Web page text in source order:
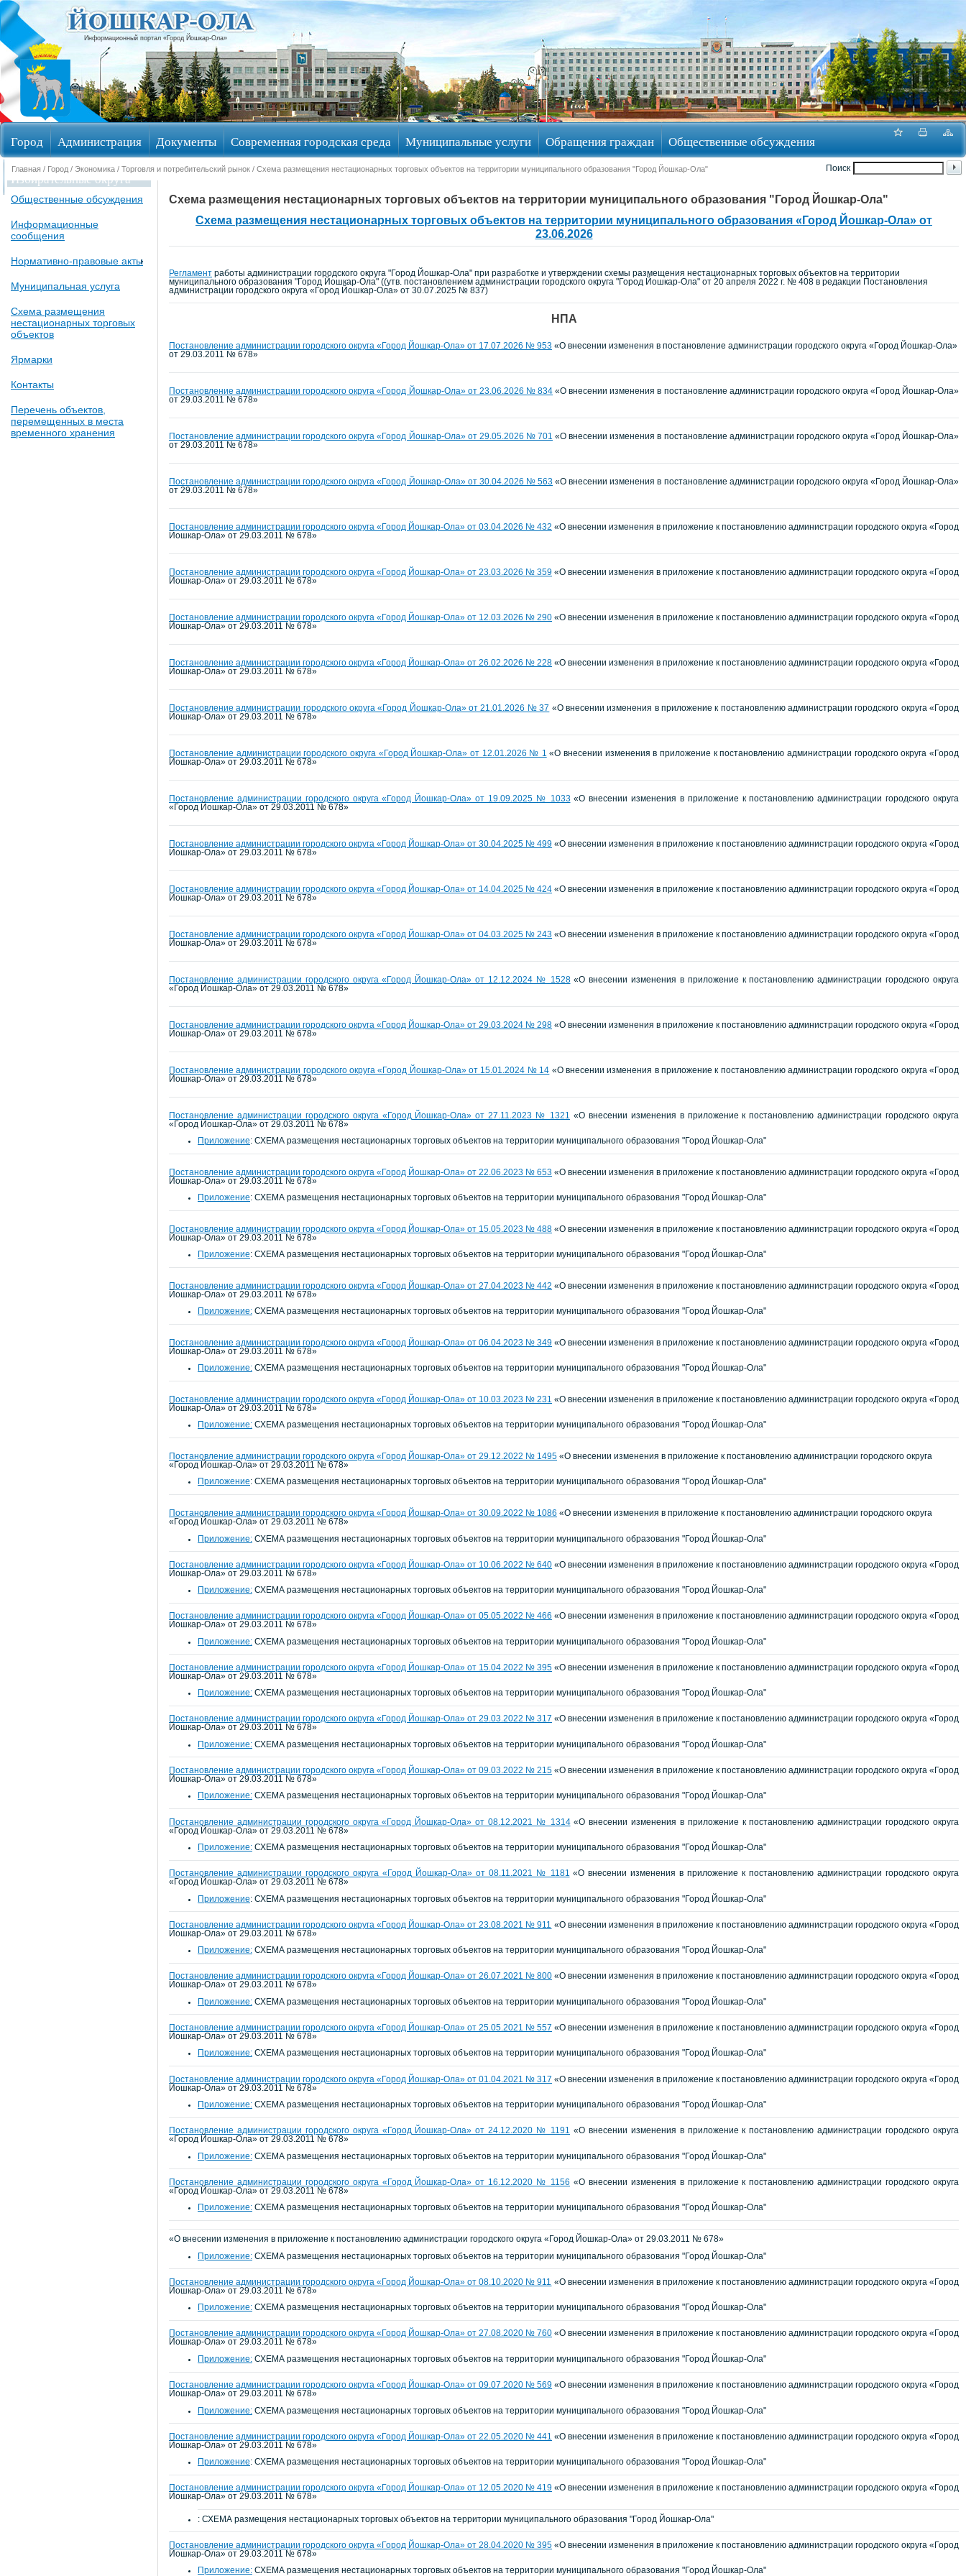
Информационный портал «Город Йошкар-Ола»
Город Администрация Документы Современная городская среда Муниципальные услуги Обращения граждан Общественные обсуждения
Избирательные округа
Поиск
Главная / Город / Экономика / Торговля и потребительский рынок / Схема размещения нестационарных торговых объектов на территории муниципального образования "Город Йошкар-Ола"
Общественные обсуждения
Информационные
сообщения
Нормативно-правовые акты
Муниципальная услуга
Схема размещения
нестационарных торговых
объектов
Ярмарки
Контакты
Перечень объектов,
перемещенных в места
временного хранения
Схема размещения нестационарных торговых объектов на территории муниципального образования "Город Йошкар-Ола"
Схема размещения нестационарных торговых объектов на территории муниципального образования «Город Йошкар-Ола» от
23.06.2026
Регламент работы администрации городского округа "Город Йошкар-Ола" при разработке и утверждении схемы размещения нестационарных торговых объектов на территории
муниципального образования "Город Йошкар-Ола" ((утв. постановлением администрации городского округа "Город Йошкар-Ола" от 20 апреля 2022 г. № 408 в редакции Постановления
администрации городского округа «Город Йошкар-Ола» от 30.07.2025 № 837)
НПА
Постановление администрации городского округа «Город Йошкар-Ола» от 17.07.2026 № 953 «О внесении изменения в постановление администрации городского округа «Город Йошкар-Ола»
от 29.03.2011 № 678»
Постановление администрации городского округа «Город Йошкар-Ола» от 23.06.2026 № 834 «О внесении изменения в постановление администрации городского округа «Город Йошкар-Ола»
от 29.03.2011 № 678»
Постановление администрации городского округа «Город Йошкар-Ола» от 29.05.2026 № 701 «О внесении изменения в постановление администрации городского округа «Город Йошкар-Ола»
от 29.03.2011 № 678»
Постановление администрации городского округа «Город Йошкар-Ола» от 30.04.2026 № 563 «О внесении изменения в постановление администрации городского округа «Город Йошкар-Ола»
от 29.03.2011 № 678»
Постановление администрации городского округа «Город Йошкар-Ола» от 03.04.2026 № 432 «О внесении изменения в приложение к постановлению администрации городского округа «Город
Йошкар-Ола» от 29.03.2011 № 678»
Постановление администрации городского округа «Город Йошкар-Ола» от 23.03.2026 № 359 «О внесении изменения в приложение к постановлению администрации городского округа «Город
Йошкар-Ола» от 29.03.2011 № 678»
Постановление администрации городского округа «Город Йошкар-Ола» от 12.03.2026 № 290 «О внесении изменения в приложение к постановлению администрации городского округа «Город
Йошкар-Ола» от 29.03.2011 № 678»
Постановление администрации городского округа «Город Йошкар-Ола» от 26.02.2026 № 228 «О внесении изменения в приложение к постановлению администрации городского округа «Город
Йошкар-Ола» от 29.03.2011 № 678»
Постановление администрации городского округа «Город Йошкар-Ола» от 21.01.2026 № 37 «О внесении изменения в приложение к постановлению администрации городского округа «Город
Йошкар-Ола» от 29.03.2011 № 678»
Постановление администрации городского округа «Город Йошкар-Ола» от 12.01.2026 № 1 «О внесении изменения в приложение к постановлению администрации городского округа «Город
Йошкар-Ола» от 29.03.2011 № 678»
Постановление администрации городского округа «Город Йошкар-Ола» от 19.09.2025 № 1033«О внесении изменения в приложение к постановлению администрации городского округа
«Город Йошкар-Ола» от 29.03.2011 № 678»
Постановление администрации городского округа «Город Йошкар-Ола» от 30.04.2025 № 499 «О внесении изменения в приложение к постановлению администрации городского округа «Город
Йошкар-Ола» от 29.03.2011 № 678»
Постановление администрации городского округа «Город Йошкар-Ола» от 14.04.2025 № 424 «О внесении изменения в приложение к постановлению администрации городского округа «Город
Йошкар-Ола» от 29.03.2011 № 678»
Постановление администрации городского округа «Город Йошкар-Ола» от 04.03.2025 № 243 «О внесении изменения в приложение к постановлению администрации городского округа «Город
Йошкар-Ола» от 29.03.2011 № 678»
Постановление администрации городского округа «Город Йошкар-Ола» от 12.12.2024 № 1528«О внесении изменения в приложение к постановлению администрации городского округа
«Город Йошкар-Ола» от 29.03.2011 № 678»
Постановление администрации городского округа «Город Йошкар-Ола» от 29.03.2024 № 298 «О внесении изменения в приложение к постановлению администрации городского округа «Город
Йошкар-Ола» от 29.03.2011 № 678»
Постановление администрации городского округа «Город Йошкар-Ола» от 15.01.2024 № 14 «О внесении изменения в приложение к постановлению администрации городского округа «Город
Йошкар-Ола» от 29.03.2011 № 678»
Постановление администрации городского округа «Город Йошкар-Ола» от 27.11.2023 № 1321
«О внесении изменения в приложение к постановлению администрации городского округа
«Город Йошкар-Ола» от 29.03.2011 № 678»
Приложение: СХЕМА размещения нестационарных торговых объектов на территории муниципального образования "Город Йошкар-Ола"
Постановление администрации городского округа «Город Йошкар-Ола» от 22.06.2023 № 653 «О внесении изменения в приложение к постановлению администрации городского округа «Город
Йошкар-Ола» от 29.03.2011 № 678»
Приложение: СХЕМА размещения нестационарных торговых объектов на территории муниципального образования "Город Йошкар-Ола"
Постановление администрации городского округа «Город Йошкар-Ола» от 15.05.2023 № 488 «О внесении изменения в приложение к постановлению администрации городского округа «Город
Йошкар-Ола» от 29.03.2011 № 678»
Приложение: СХЕМА размещения нестационарных торговых объектов на территории муниципального образования "Город Йошкар-Ола"
Постановление администрации городского округа «Город Йошкар-Ола» от 27.04.2023 № 442 «О внесении изменения в приложение к постановлению администрации городского округа «Город
Йошкар-Ола» от 29.03.2011 № 678»
Приложение: СХЕМА размещения нестационарных торговых объектов на территории муниципального образования "Город Йошкар-Ола"
Постановление администрации городского округа «Город Йошкар-Ола» от 06.04.2023 № 349 «О внесении изменения в приложение к постановлению администрации городского округа «Город
Йошкар-Ола» от 29.03.2011 № 678»
Приложение: СХЕМА размещения нестационарных торговых объектов на территории муниципального образования "Город Йошкар-Ола"
Постановление администрации городского округа «Город Йошкар-Ола» от 10.03.2023 № 231 «О внесении изменения в приложение к постановлению администрации городского округа «Город
Йошкар-Ола» от 29.03.2011 № 678»
Приложение: СХЕМА размещения нестационарных торговых объектов на территории муниципального образования "Город Йошкар-Ола"
Постановление администрации городского округа «Город Йошкар-Ола» от 29.12.2022 № 1495 «О внесении изменения в приложение к постановлению администрации городского округа
«Город Йошкар-Ола» от 29.03.2011 № 678»
Приложение: СХЕМА размещения нестационарных торговых объектов на территории муниципального образования "Город Йошкар-Ола"
Постановление администрации городского округа «Город Йошкар-Ола» от 30.09.2022 № 1086 «О внесении изменения в приложение к постановлению администрации городского округа
«Город Йошкар-Ола» от 29.03.2011 № 678»
Приложение: СХЕМА размещения нестационарных торговых объектов на территории муниципального образования "Город Йошкар-Ола"
Постановление администрации городского округа «Город Йошкар-Ола» от 10.06.2022 № 640 «О внесении изменения в приложение к постановлению администрации городского округа «Город
Йошкар-Ола» от 29.03.2011 № 678»
Приложение: СХЕМА размещения нестационарных торговых объектов на территории муниципального образования "Город Йошкар-Ола"
Постановление администрации городского округа «Город Йошкар-Ола» от 05.05.2022 № 466 «О внесении изменения в приложение к постановлению администрации городского округа «Город
Йошкар-Ола» от 29.03.2011 № 678»
Приложение: СХЕМА размещения нестационарных торговых объектов на территории муниципального образования "Город Йошкар-Ола"
Постановление администрации городского округа «Город Йошкар-Ола» от 15.04.2022 № 395 «О внесении изменения в приложение к постановлению администрации городского округа «Город
Йошкар-Ола» от 29.03.2011 № 678»
Приложение: СХЕМА размещения нестационарных торговых объектов на территории муниципального образования "Город Йошкар-Ола"
Постановление администрации городского округа «Город Йошкар-Ола» от 29.03.2022 № 317 «О внесении изменения в приложение к постановлению администрации городского округа «Город
Йошкар-Ола» от 29.03.2011 № 678»
Приложение: СХЕМА размещения нестационарных торговых объектов на территории муниципального образования "Город Йошкар-Ола"
Постановление администрации городского округа «Город Йошкар-Ола» от 09.03.2022 № 215 «О внесении изменения в приложение к постановлению администрации городского округа «Город
Йошкар-Ола» от 29.03.2011 № 678»
Приложение: СХЕМА размещения нестационарных торговых объектов на территории муниципального образования "Город Йошкар-Ола"
Постановление администрации городского округа «Город Йошкар-Ола» от 08.12.2021 № 1314«О внесении изменения в приложение к постановлению администрации городского округа
«Город Йошкар-Ола» от 29.03.2011 № 678»
Приложение: СХЕМА размещения нестационарных торговых объектов на территории муниципального образования "Город Йошкар-Ола"
Постановление администрации городского округа «Город Йошкар-Ола» от 08.11.2021 № 1181
«О внесении изменения в приложение к постановлению администрации городского округа
«Город Йошкар-Ола» от 29.03.2011 № 678»
Приложение: СХЕМА размещения нестационарных торговых объектов на территории муниципального образования "Город Йошкар-Ола"
Постановление администрации городского округа «Город Йошкар-Ола» от 23.08.2021 № 911
«О внесении изменения в приложение к постановлению администрации городского округа «Город
Йошкар-Ола» от 29.03.2011 № 678»
Приложение: СХЕМА размещения нестационарных торговых объектов на территории муниципального образования "Город Йошкар-Ола"
Постановление администрации городского округа «Город Йошкар-Ола» от 26.07.2021 № 800 «О внесении изменения в приложение к постановлению администрации городского округа «Город
Йошкар-Ола» от 29.03.2011 № 678»
Приложение: СХЕМА размещения нестационарных торговых объектов на территории муниципального образования "Город Йошкар-Ола"
Постановление администрации городского округа «Город Йошкар-Ола» от 25.05.2021 № 557 «О внесении изменения в приложение к постановлению администрации городского округа «Город
Йошкар-Ола» от 29.03.2011 № 678»
Приложение: СХЕМА размещения нестационарных торговых объектов на территории муниципального образования "Город Йошкар-Ола"
Постановление администрации городского округа «Город Йошкар-Ола» от 01.04.2021 № 317 «О внесении изменения в приложение к постановлению администрации городского округа «Город
Йошкар-Ола» от 29.03.2011 № 678»
Приложение: СХЕМА размещения нестационарных торговых объектов на территории муниципального образования "Город Йошкар-Ола"
Постановление администрации городского округа «Город Йошкар-Ола» от 24.12.2020 № 1191
«О внесении изменения в приложение к постановлению администрации городского округа
«Город Йошкар-Ола» от 29.03.2011 № 678»
Приложение: СХЕМА размещения нестационарных торговых объектов на территории муниципального образования "Город Йошкар-Ола"
Постановление администрации городского округа «Город Йошкар-Ола» от 16.12.2020 № 1156 «О внесении изменения в приложение к постановлению администрации городского округа
«Город Йошкар-Ола» от 29.03.2011 № 678»
Приложение: СХЕМА размещения нестационарных торговых объектов на территории муниципального образования "Город Йошкар-Ола"
«О внесении изменения в приложение к постановлению администрации городского округа «Город Йошкар-Ола» от 29.03.2011 № 678»
Приложение: СХЕМА размещения нестационарных торговых объектов на территории муниципального образования "Город Йошкар-Ола"
Постановление администрации городского округа «Город Йошкар-Ола» от 08.10.2020 № 911
«О внесении изменения в приложение к постановлению администрации городского округа «Город
Йошкар-Ола» от 29.03.2011 № 678»
Приложение: СХЕМА размещения нестационарных торговых объектов на территории муниципального образования "Город Йошкар-Ола"
Постановление администрации городского округа «Город Йошкар-Ола» от 27.08.2020 № 760 «О внесении изменения в приложение к постановлению администрации городского округа «Город
Йошкар-Ола» от 29.03.2011 № 678»
Приложение: СХЕМА размещения нестационарных торговых объектов на территории муниципального образования "Город Йошкар-Ола"
Постановление администрации городского округа «Город Йошкар-Ола» от 09.07.2020 № 569 «О внесении изменения в приложение к постановлению администрации городского округа «Город
Йошкар-Ола» от 29.03.2011 № 678»
Приложение: СХЕМА размещения нестационарных торговых объектов на территории муниципального образования "Город Йошкар-Ола"
Постановление администрации городского округа «Город Йошкар-Ола» от 22.05.2020 № 441 «О внесении изменения в приложение к постановлению администрации городского округа «Город
Йошкар-Ола» от 29.03.2011 № 678»
Приложение: СХЕМА размещения нестационарных торговых объектов на территории муниципального образования "Город Йошкар-Ола"
Постановление администрации городского округа «Город Йошкар-Ола» от 12.05.2020 № 419 «О внесении изменения в приложение к постановлению администрации городского округа «Город
Йошкар-Ола» от 29.03.2011 № 678»
: СХЕМА размещения нестационарных торговых объектов на территории муниципального образования "Город Йошкар-Ола"
Постановление администрации городского округа «Город Йошкар-Ола» от 28.04.2020 № 395 «О внесении изменения в приложение к постановлению администрации городского округа «Город
Йошкар-Ола» от 29.03.2011 № 678»
Приложение: СХЕМА размещения нестационарных торговых объектов на территории муниципального образования "Город Йошкар-Ола"